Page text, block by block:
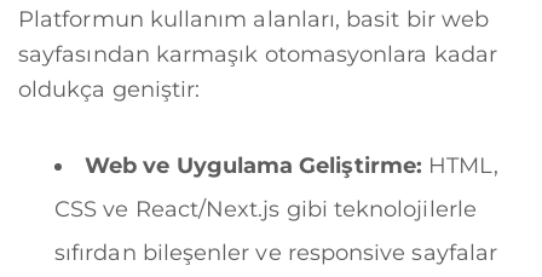
Platformun kullanım alanları, basit bir web
sayfasından karmaşık otomasyonlara kadar
oldukça geniştir:
Web ve Uygulama Geliştirme: HTML,
CSS ve React/Next.js gibi teknolojilerle
sıfırdan bileşenler ve responsive sayfalar